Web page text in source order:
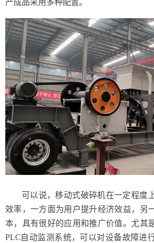
产成品采用多种配置。
可以说，移动式破碎机在一定程度
效率，一方面为用户提升经济效益，另
本，具有很好的应用和推广价值。尤其
PLC自动监测系统，可以对设备故障进